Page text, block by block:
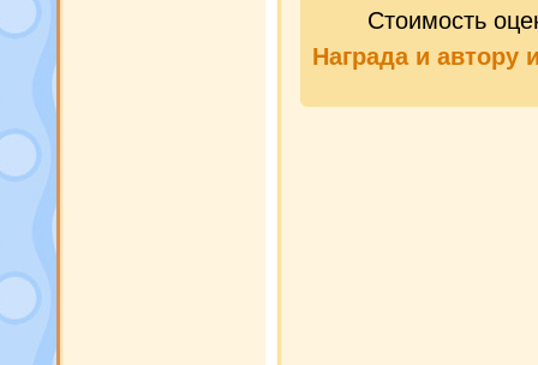
Стоимость
Награда и автору